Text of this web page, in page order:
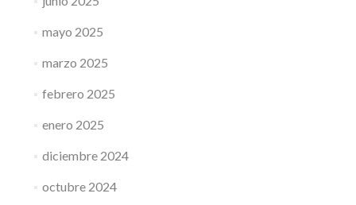
mayo 2025
marzo 2025
febrero 2025
enero 2025
diciembre 2024
octubre 2024